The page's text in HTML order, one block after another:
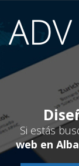
content
Si estás
web en